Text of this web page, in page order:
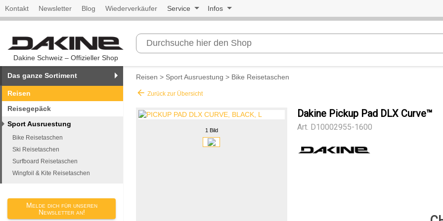
Kontakt Newsletter Blog Wiederverkäufer Service Infos
Dakine Schweiz – Offizieller Shop
Das ganze Sortiment
Reisen
Reisegepäck
Sport Ausruestung
Bike Reisetaschen
Ski Reisetaschen
Surfboard Reisetaschen
Wingfoil & Kite Reisetaschen
Melde dich für unseren
Newsletter an!
Reisen > Sport Ausruestung > Bike Reisetaschen
arrow_back Zurück zur Übersicht
1 Bild
Dakine Pickup Pad DLX Curve™
Art. D10002955-1600